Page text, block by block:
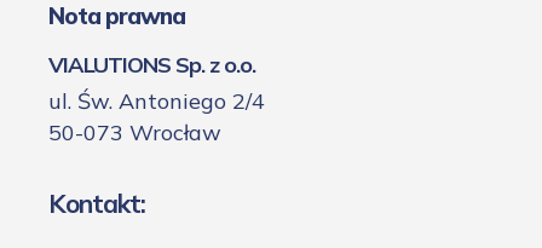
Nota prawna
VIALUTIONS Sp. z o.o.
ul. Św. Antoniego 2/4
50-073 Wrocław
Kontakt: